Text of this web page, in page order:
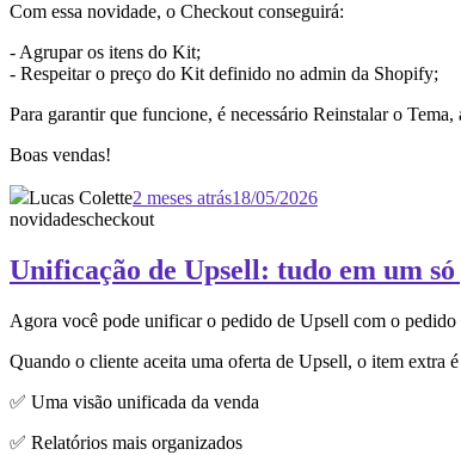
Com essa novidade, o Checkout conseguirá:
- Agrupar os itens do Kit;
- Respeitar o preço do Kit definido no admin da Shopify;
Para garantir que funcione, é necessário Reinstalar o Tema,
Boas vendas!
Lucas Colette2 meses atrás18/05/2026
novidadescheckout
Unificação de Upsell: tudo em um
Agora você pode unificar o pedido de Upsell com o
Quando o cliente aceita uma oferta de Upsell, o item extra
✅ Uma visão unificada da venda
✅ Relatórios mais organizados